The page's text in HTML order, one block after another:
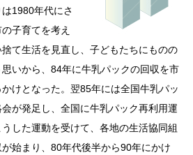
1980年代にさ
子育てを考え
て生活を見直し、子どもたちにものの
いから、84年に牛乳パックの回収を市
けとなった。翌85年には全国牛乳パッ
が発足し、全国に牛乳パック再利用運
した運動を受けて、各地の生活協同組
始まり、80年代後半から90年にかけ